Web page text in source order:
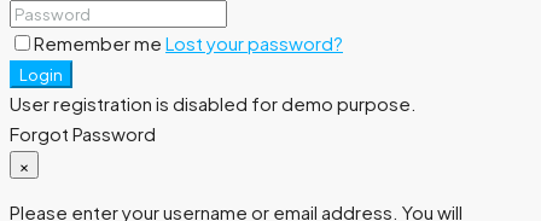
Remember me Lost your password?
Login
User registration is disabled for demo purpose.
Forgot Password
×
Please enter your username or email address. You will